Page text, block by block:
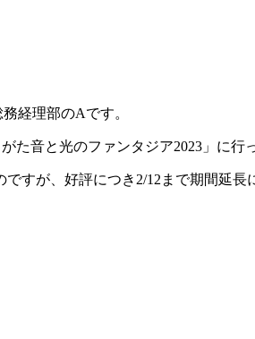
務経理部のAです。
た音と光のファンタジア2023」に行
すが、好評につき2/12まで期間延長